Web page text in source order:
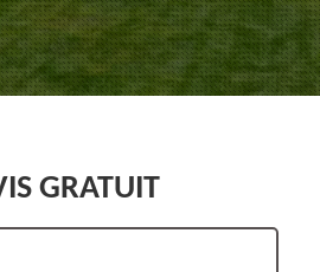
GRATUIT